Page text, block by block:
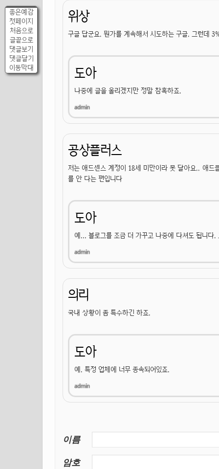
좋은예감
첫페이지
처음으로
글끝으로
댓글보기
댓글달기
이동막대
위상
구글 답군요. 뭔가를 계속해서 시도하는 구글. 그런데
도아
나중에 글을 올리겠지만 정말 참혹하죠.
공상플러스
저는 애드센스 계정이 18세 미만이라 못 달아요.. 애드
를 안 다는 편입니다
도아
예... 블로그를 조금 더 가꾸고 나중에 다셔도 됩니다.
의리
국내 상황이 좀 특수하긴 하죠.
도아
예. 특정 업체에 너무 종속되어있죠.
이름
암호